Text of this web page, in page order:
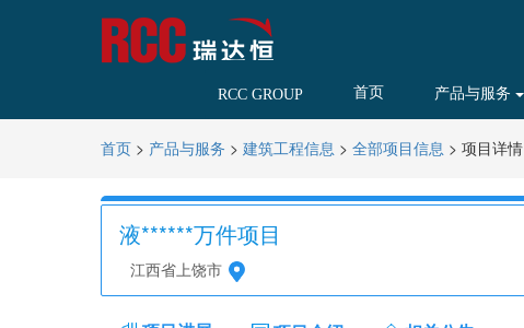
RCC GROUP 首页 产品与服务
首页 > 产品与服务 > 建筑工程信息 > 全部项目信息 > 项目详情
液******万件项目
江西省上饶市